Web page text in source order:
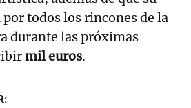
por todos los rincones de la
durante las próximas
mil euros.